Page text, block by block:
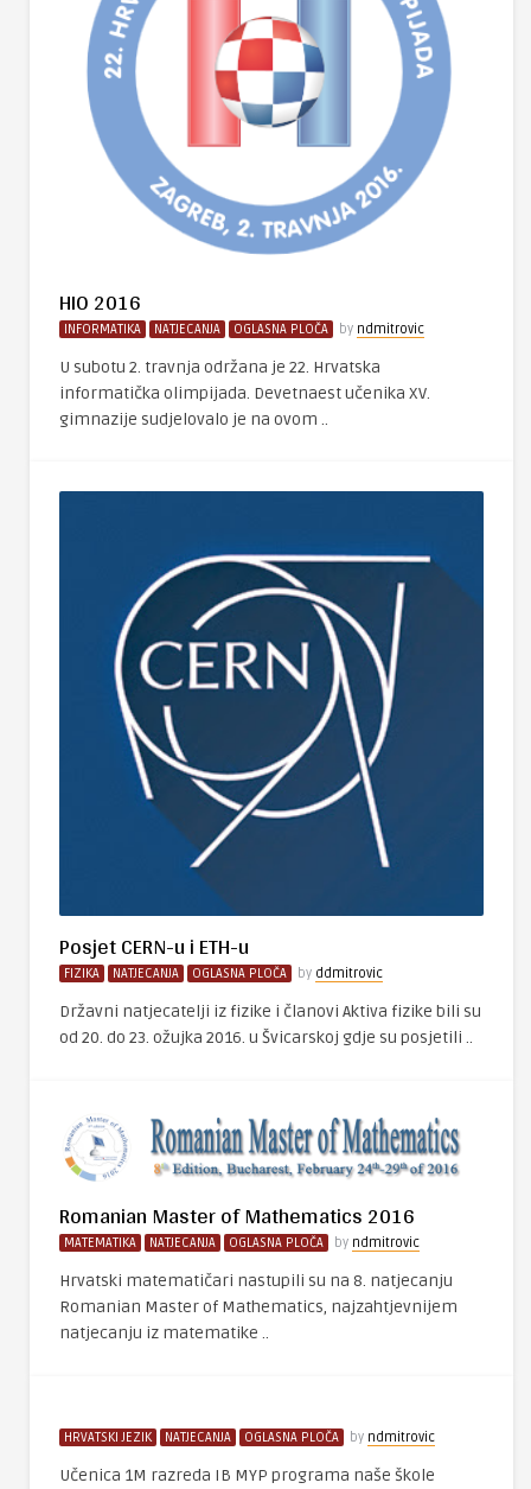
HIO 2016
INFORMATIKA NATJECANJA OGLASNA PLOČA by ndmitrovic
U subotu 2. travnja održana je 22. Hrvatska
informatička olimpijada. Devetnaest učenika XV.
gimnazije sudjelovalo je na ovom ..
Posjet CERN-u i ETH-u
FIZIKA NATJECANJA OGLASNA PLOČA by ddmitrovic
Državni natjecatelji iz fizike i članovi Aktiva fizike bili su
od 20. do 23. ožujka 2016. u Švicarskoj gdje su posjetili ..
Romanian Master of Mathematics 2016
MATEMATIKA NATJECANJA OGLASNA PLOČA by ndmitrovic
Hrvatski matematičari nastupili su na 8. natjecanju
Romanian Master of Mathematics, najzahtjevnijem
natjecanju iz matematike ..
HRVATSKI JEZIK NATJECANJA OGLASNA PLOČA by ndmitrovic
Učenica 1M razreda IB MYP programa naše škole